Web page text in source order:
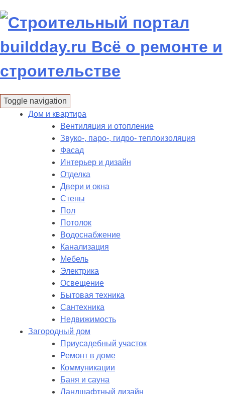
to
content
Toggle navigation
Дом и квартира
Вентиляция и отопление
Звуко-, паро-, гидро- теплоизоляция
Фасад
Интерьер и дизайн
Отделка
Двери и окна
Стены
Пол
Потолок
Водоснабжение
Канализация
Мебель
Электрика
Освещение
Бытовая техника
Сантехника
Недвижимость
Загородный дом
Приусадебный участок
Ремонт в доме
Коммуникации
Баня и сауна
Ландшафтный дизайн